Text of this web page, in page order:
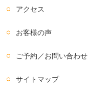
アクセス
お客様の声
ご予約／お問い合わせ
サイトマップ